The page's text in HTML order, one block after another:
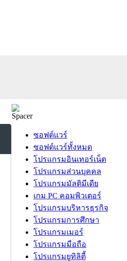
ซอฟต์แวร์
ซอฟต์แวร์ทั้งหมด
โปรแกรมอินเทอร์เน็ต
โปรแกรมส่วนบุคคล
โปรแกรมมัลติมีเดีย
เกม PC คอมพิวเตอร์
โปรแกรมบริหารธุรกิจ
โปรแกรมการศึกษา
โปรแกรมเมอร์
โปรแกรมมือถือ
โปรแกรมยูทิลิตี้